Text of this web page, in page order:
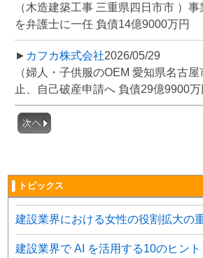
（木造建築工事 三重県四日市市 ）
を弁護士に一任 負債14億9000万円
► カフカ株式会社2026/05/29
（婦人・子供服のOEM 愛知県名古
止、自己破産申請へ 負債29億9900万
▌トピックス
建設業界における女性の役割拡大の
建設業界で AI を活用する10のヒント